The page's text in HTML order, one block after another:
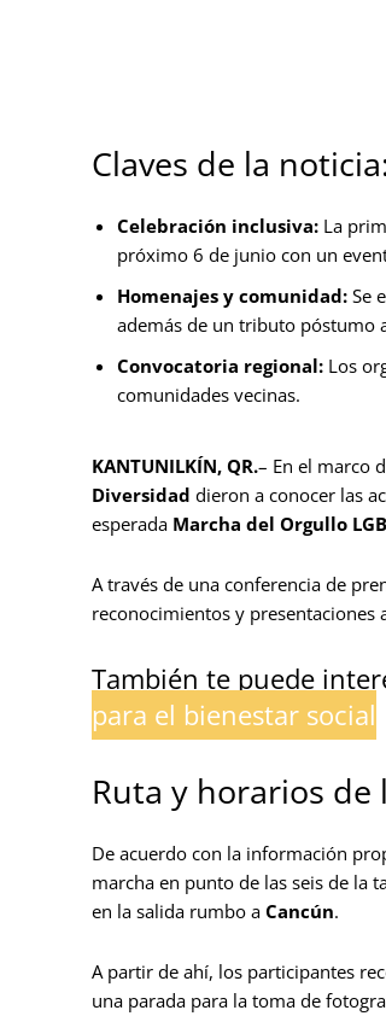
Claves de la noticia:
Celebración inclusiva: La
próximo 6 de junio con un
Homenajes y comunidad: Se
además de un tributo póstumo
Convocatoria regional: Los
comunidades vecinas.
KANTUNILKÍN, QR.– En el marco
Diversidad dieron a conocer las
esperada Marcha del Orgullo
A través de una conferencia de
reconocimientos y
También te puede
para el bienestar social
Ruta y horarios
De acuerdo con la información
marcha en punto de las seis de la
en la salida rumbo a Cancún.
A partir de ahí, los participantes
una parada para la toma de